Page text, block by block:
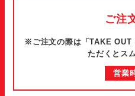
ご注
※ご注文の際は「TAKE OUT
ただくとス
営業